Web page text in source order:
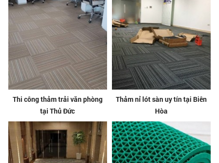
Thi công thảm trải văn phòng
tại Thủ Đức
Thảm nỉ lót sàn uy tín tại Biên
Hòa